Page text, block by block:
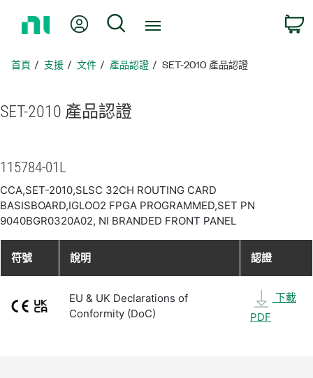
頁
我的帳號 搜尋
首頁 支援 文件 產品認證 SET-2010 產品認證
SET-2010 產品認證
115784-01L
CCA,SET-2010,SLSC 32CH ROUTING CARD
BASISBOARD,IGLOO2 FPGA PROGRAMMED,SET PN
9040BGR0320A02, NI BRANDED FRONT PANEL
符號 說明 認證
EU & UK Declarations of
Conformity (DoC)
下載
PDF